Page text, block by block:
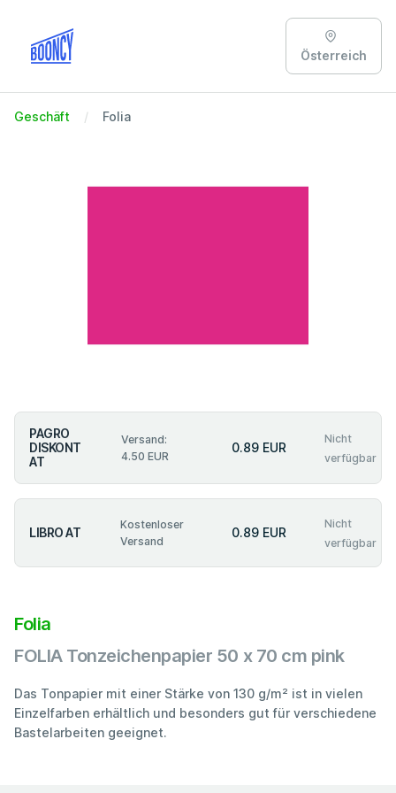
Österreich
Geschäft Folia
PAGRO
DISKONT
AT
Versand:
4.50 EUR
0.89 EUR
Nicht
verfügbar
LIBRO AT
Kostenloser
Versand
0.89 EUR
Nicht
verfügbar
Folia
FOLIA Tonzeichenpapier 50 x 70 cm pink
Das Tonpapier mit einer Stärke von 130 g/m² ist in vielen
Einzelfarben erhältlich und besonders gut für verschiedene
Bastelarbeiten geeignet.